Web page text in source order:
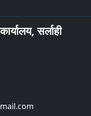
सर्लाही